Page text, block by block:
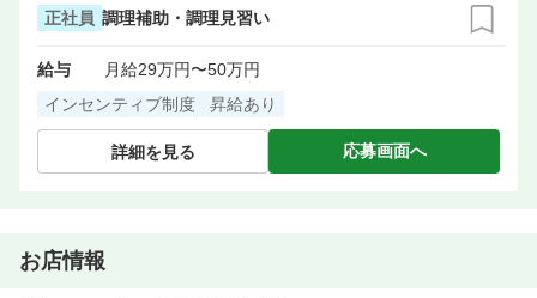
正社員 調理補助・調理見習い
給与
月給29万円〜50万円
インセンティブ制度
昇給あり
詳細を見る 応募画面へ
お店情報